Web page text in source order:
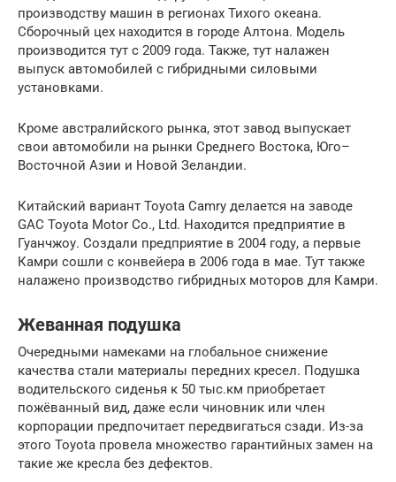
производству машин в регионах Тихого океана.
Сборочный цех находится в городе Алтона. Модель
производится тут с 2009 года. Также, тут налажен
выпуск автомобилей с гибридными силовыми
установками.
Кроме австралийского рынка, этот завод выпускает
свои автомобили на рынки Среднего Востока, Юго–
Восточной Азии и Новой Зеландии.
Китайский вариант Toyota Camry делается на заводе
GAC Toyota Motor Co., Ltd. Находится предприятие в
Гуанчжоу. Создали предприятие в 2004 году, а первые
Камри сошли с конвейера в 2006 года в мае. Тут также
налажено производство гибридных моторов для Камри.
Жеванная подушка
Очередными намеками на глобальное снижение
качества стали материалы передних кресел. Подушка
водительского сиденья к 50 тыс.км приобретает
пожёванный вид, даже если чиновник или член
корпорации предпочитает передвигаться сзади. Из-за
этого Toyota провела множество гарантийных замен на
такие же кресла без дефектов.